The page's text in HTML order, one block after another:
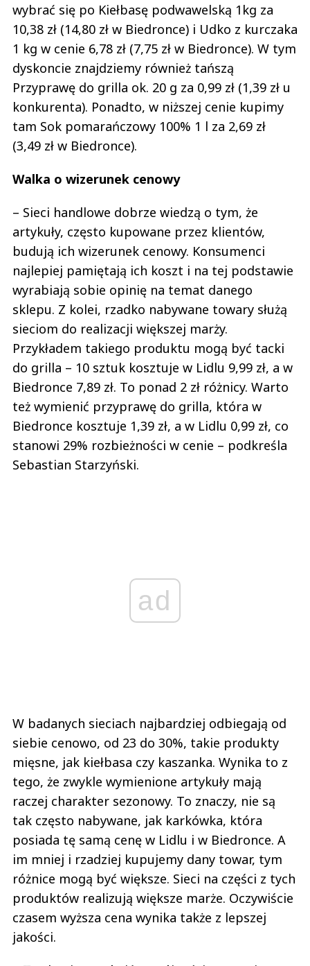
wybrać się po Kiełbasę podwawelską 1kg za
10,38 zł (14,80 zł w Biedronce) i Udko z kurczaka
1 kg w cenie 6,78 zł (7,75 zł w Biedronce). W tym
dyskoncie znajdziemy również tańszą
Przyprawę do grilla ok. 20 g za 0,99 zł (1,39 zł u
konkurenta). Ponadto, w niższej cenie kupimy
tam Sok pomarańczowy 100% 1 l za 2,69 zł
(3,49 zł w Biedronce).
Walka o wizerunek cenowy
– Sieci handlowe dobrze wiedzą o tym, że
artykuły, często kupowane przez klientów,
budują ich wizerunek cenowy. Konsumenci
najlepiej pamiętają ich koszt i na tej podstawie
wyrabiają sobie opinię na temat danego
sklepu. Z kolei, rzadko nabywane towary służą
sieciom do realizacji większej marży.
Przykładem takiego produktu mogą być tacki
do grilla – 10 sztuk kosztuje w Lidlu 9,99 zł, a w
Biedronce 7,89 zł. To ponad 2 zł różnicy. Warto
też wymienić przyprawę do grilla, która w
Biedronce kosztuje 1,39 zł, a w Lidlu 0,99 zł, co
stanowi 29% rozbieżności w cenie – podkreśla
Sebastian Starzyński.
ad
W badanych sieciach najbardziej odbiegają od
siebie cenowo, od 23 do 30%, takie produkty
mięsne, jak kiełbasa czy kaszanka. Wynika to z
tego, że zwykle wymienione artykuły mają
raczej charakter sezonowy. To znaczy, nie są
tak często nabywane, jak karkówka, która
posiada tę samą cenę w Lidlu i w Biedronce. A
im mniej i rzadziej kupujemy dany towar, tym
różnice mogą być większe. Sieci na części z tych
produktów realizują większe marże. Oczywiście
czasem wyższa cena wynika także z lepszej
jakości.